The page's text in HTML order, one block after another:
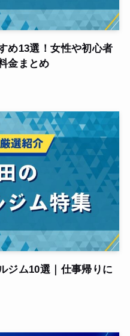
め13選！女性や初心者
金まとめ
ジム10選｜仕事帰りに